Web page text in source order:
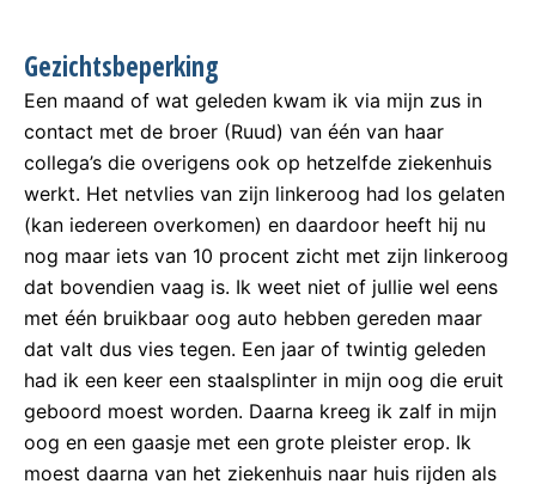
Gezichtsbeperking
Een maand of wat geleden kwam ik via mijn zus in
contact met de broer (Ruud) van één van haar
collega’s die overigens ook op hetzelfde ziekenhuis
werkt. Het netvlies van zijn linkeroog had los gelaten
(kan iedereen overkomen) en daardoor heeft hij nu
nog maar iets van 10 procent zicht met zijn linkeroog
dat bovendien vaag is. Ik weet niet of jullie wel eens
met één bruikbaar oog auto hebben gereden maar
dat valt dus vies tegen. Een jaar of twintig geleden
had ik een keer een staalsplinter in mijn oog die eruit
geboord moest worden. Daarna kreeg ik zalf in mijn
oog en een gaasje met een grote pleister erop. Ik
moest daarna van het ziekenhuis naar huis rijden als